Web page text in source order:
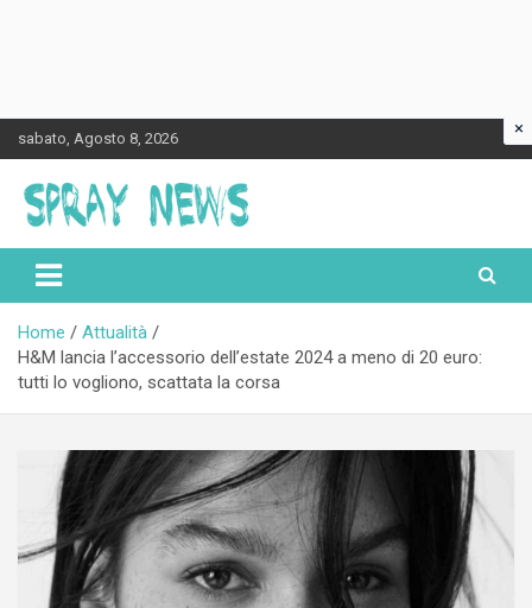
to
content
sabato, Agosto 8, 2026
Spraynews.it
Home
Attualità
H&M lancia l’accessorio dell’estate 2024 a meno di 20 euro:
tutti lo vogliono, scattata la corsa
×